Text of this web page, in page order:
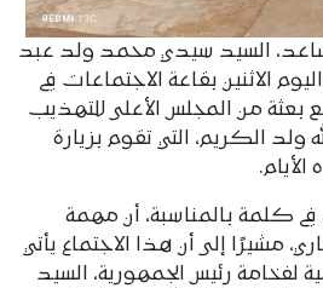
السيد سيدي محمد ولد عبد
الاثنين بقاعة الاجتماعات في
بعثة من المجلس الأعلى للتهذيب
ولد الكريم، التي تقوم بزيارة
كلمة بالمناسبة، أن مهمة
مشيرًا إلى أن هذا الاجتماع يأتي
لفخامة رئيس الجمهورية، السيد